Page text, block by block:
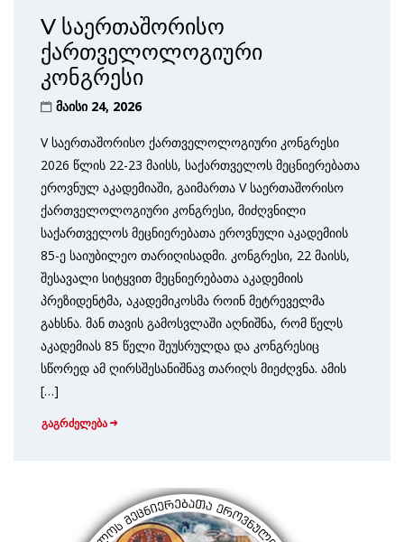
V საერთაშორისო
ქართველოლოგიური
კონგრესი
მაისი 24, 2026
V საერთაშორისო ქართველოლოგიური კონგრესი
2026 წლის 22-23 მაისს, საქართველოს მეცნიერებათა
ეროვნულ აკადემიაში, გაიმართა V საერთაშორისო
ქართველოლოგიური კონგრესი, მიძღვნილი
საქართველოს მეცნიერებათა ეროვნული აკადემიის
85-ე საიუბილეო თარიღისადმი. კონგრესი, 22 მაისს,
შესავალი სიტყვით მეცნიერებათა აკადემიის
პრეზიდენტმა, აკადემიკოსმა როინ მეტრეველმა
გახსნა. მან თავის გამოსვლაში აღნიშნა, რომ წელს
აკადემიას 85 წელი შეუსრულდა და კონგრესიც
სწორედ ამ ღირსშესანიშნავ თარიღს მიეძღვნა. ამის
[…]
გაგრძელება